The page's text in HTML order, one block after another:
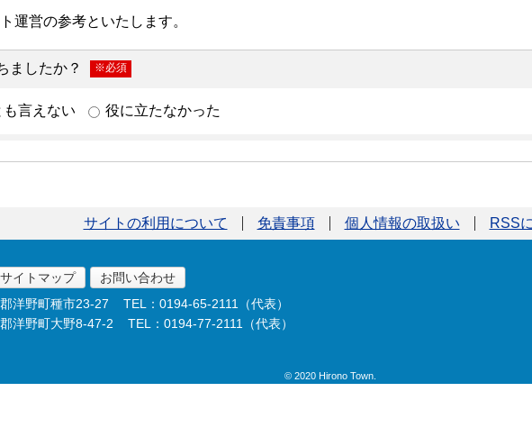
サイトの利用について 免責事項 個人情報の取扱い RSS
サイトマップ
お問い合わせ
洋野町種市23-27
TEL：0194-65-2111（代表）
洋野町大野8-47-2
TEL：0194-77-2111（代表）
© 2020 Hirono Town.